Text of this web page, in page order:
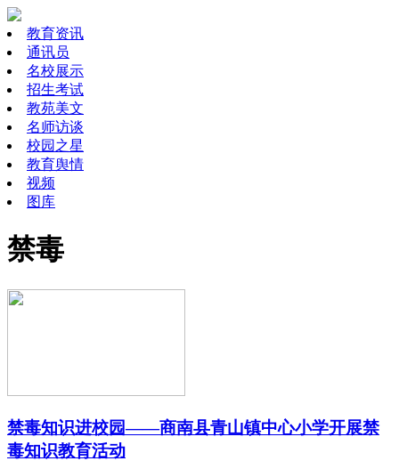
教育资讯
通讯员
名校展示
招生考试
教苑美文
名师访谈
校园之星
教育舆情
视频
图库
禁毒
禁毒知识进校园——商南县青山镇中心小学开展禁
毒知识教育活动